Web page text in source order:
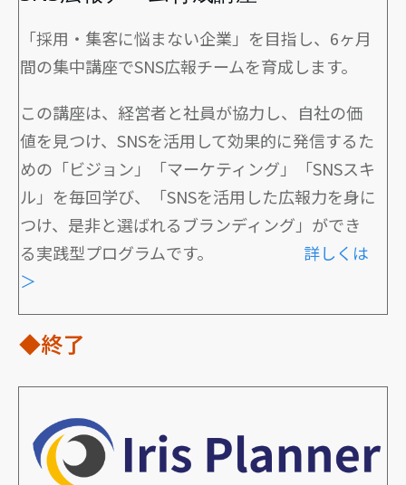
「採用・集客に悩まない企業」を目指し、6ヶ月
間の集中講座でSNS広報チームを育成します。
この講座は、経営者と社員が協力し、自社の価
値を見つけ、SNSを活用して効果的に発信するた
めの「ビジョン」「マーケティング」「SNSスキ
ル」を毎回学び、「SNSを活用した広報力を身に
つけ、是非と選ばれるブランディング」ができ
る実践型プログラムです。 詳しくは
＞
◆終了